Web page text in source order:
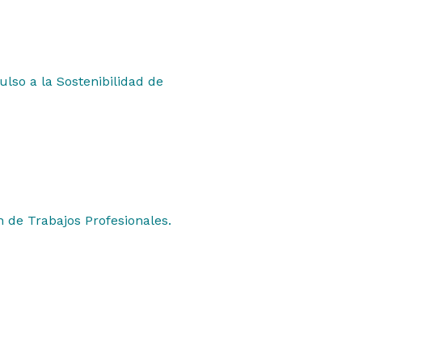
a la Sostenibilidad de
de Trabajos Profesionales.